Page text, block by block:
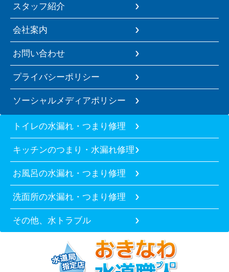
スタッフ紹介
会社案内
お問い合わせ
プライバシーポリシー
ソーシャルメディアポリシー
トイレの水漏れ・つまり修理
キッチンのつまり・水漏れ修理
お風呂の水漏れ・つまり修理
洗面所の水漏れ・つまり修理
その他、水トラブル